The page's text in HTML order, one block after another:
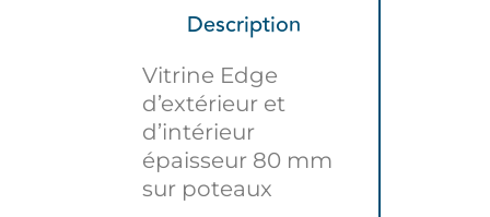
Description
Vitrine Edge
d’extérieur et
d’intérieur
épaisseur 80 mm
sur poteaux